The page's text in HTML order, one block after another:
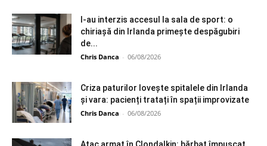
I-au interzis accesul la sala de sport: o
chiriașă din Irlanda primește despăgubiri
de...
Chris Danca - 06/08/2026
Criza paturilor lovește spitalele din Irlanda
și vara: pacienți tratați în spații improvizate
Chris Danca - 06/08/2026